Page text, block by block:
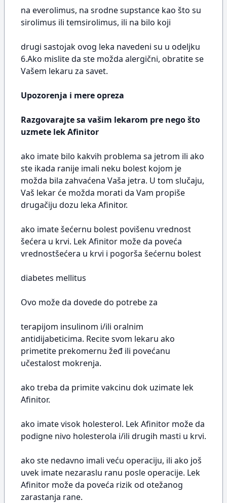
na everolimus, na srodne supstance kao što su
sirolimus ili temsirolimus, ili na bilo koji
drugi sastojak ovog leka navedeni su u odeljku
6.Ako mislite da ste možda alergični, obratite se
Vašem lekaru za savet.
Upozorenja i mere opreza
Razgovarajte sa vašim lekarom pre nego što
uzmete lek Afinitor
ako imate bilo kakvih problema sa jetrom ili ako
ste ikada ranije imali neku bolest kojom je
možda bila zahvaćena Vaša jetra. U tom slučaju,
Vaš lekar će možda morati da Vam propiše
drugačiju dozu leka Afinitor.
ako imate šećernu bolest povišenu vrednost
šećera u krvi. Lek Afinitor može da poveća
vrednostšećera u krvi i pogorša šećernu bolest
diabetes mellitus
Ovo može da dovede do potrebe za
terapijom insulinom i/ili oralnim
antidijabeticima. Recite svom lekaru ako
primetite prekomernu žeđ ili povećanu
učestalost mokrenja.
ako treba da primite vakcinu dok uzimate lek
Afinitor.
ako imate visok holesterol. Lek Afinitor može da
podigne nivo holesterola i/ili drugih masti u krvi.
ako ste nedavno imali veću operaciju, ili ako još
uvek imate nezaraslu ranu posle operacije. Lek
Afinitor može da poveća rizik od otežanog
zarastanja rane.